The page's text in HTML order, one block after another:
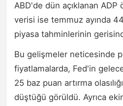
ABD'de dün açıklanan
verisi ise temmuz ayında
piyasa tahminlerinin
Bu gelişmeler neticesinde
fiyatlamalarda, Fed'in
25 baz puan artırma
düştüğü görüldü. Ayrıca